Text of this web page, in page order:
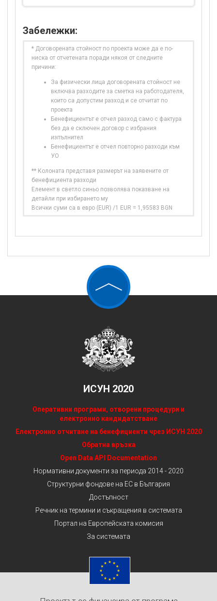
Забележки:
* Договорената стойност по проекта може да е по-
ниска от отчетената поради някоя от следните
причини:
За физически лица договорената стойност не
включва разходите за сметка на работодателя,
които са допустим разход и се отчитат по
проекта
Бенефициентът е отчел разход само с фактура
без да е сключен договор с избрания
изпълнител
Бенефициентът е отчел повторно разходи към
УО
** Колоната представя размерът на заявените от
бенефициента разходи
Елемент в светло синьо позволява показване на
детайли при избирането му
Всички суми са в евро (EUR) /1 EUR = 1,95583 BGN
ИСУН 2020
Оперативни програми, отворени процедури и
електронно кандидатстване
Електронно отчитане на бенефициенти чрез ИСУН 2020
Обратна връзка
Open Data API Documentation
Нормативни документи за периода 2014 - 2020
Структурни фондове на ЕС в България
Достъпност
Речник на термини и съкращения в системата
Портал на Европейската комисия
За системата